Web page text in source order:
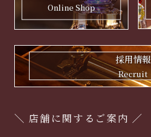
Online Shop
採用情報
Recruit
＼ 店舗に関するご案内 ／